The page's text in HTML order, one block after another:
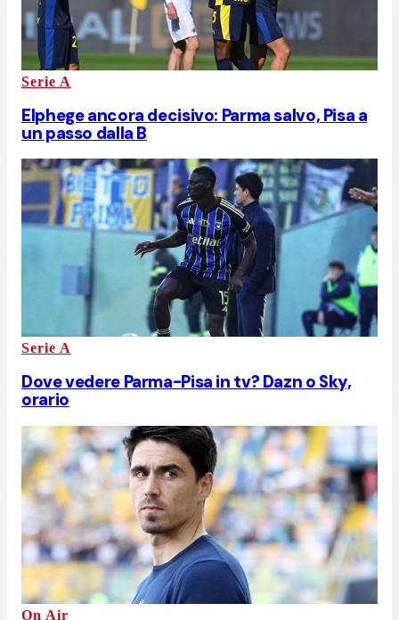
Serie A
Elphege ancora decisivo: Parma salvo, Pisa a
un passo dalla B
Serie A
Dove vedere Parma-Pisa in tv? Dazn o Sky,
orario
On Air